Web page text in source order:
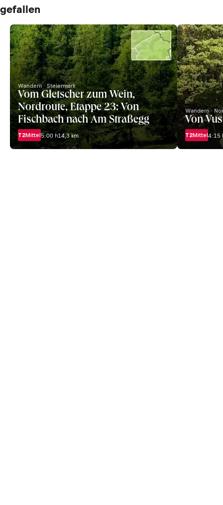
gefallen
Wandern · Steiermark
Vom Gletscher zum Wein,
Nordroute, Etappe 23: Von
Fischbach nach Am Straßegg
T2Mittel5:00 h14,3 km
Wandern ·
Von
T2Mittel4:15